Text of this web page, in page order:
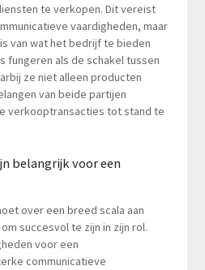
te verkopen. Dit vereist
vaardigheden, maar
van wat het bedrijf te bieden
fungeren als de schakel tussen
ze niet alleen producten
van beide partijen
verkooptransacties tot stand te
belangrijk voor een
over een breed scala aan
succesvol te zijn in zijn rol.
voor een
communicatieve